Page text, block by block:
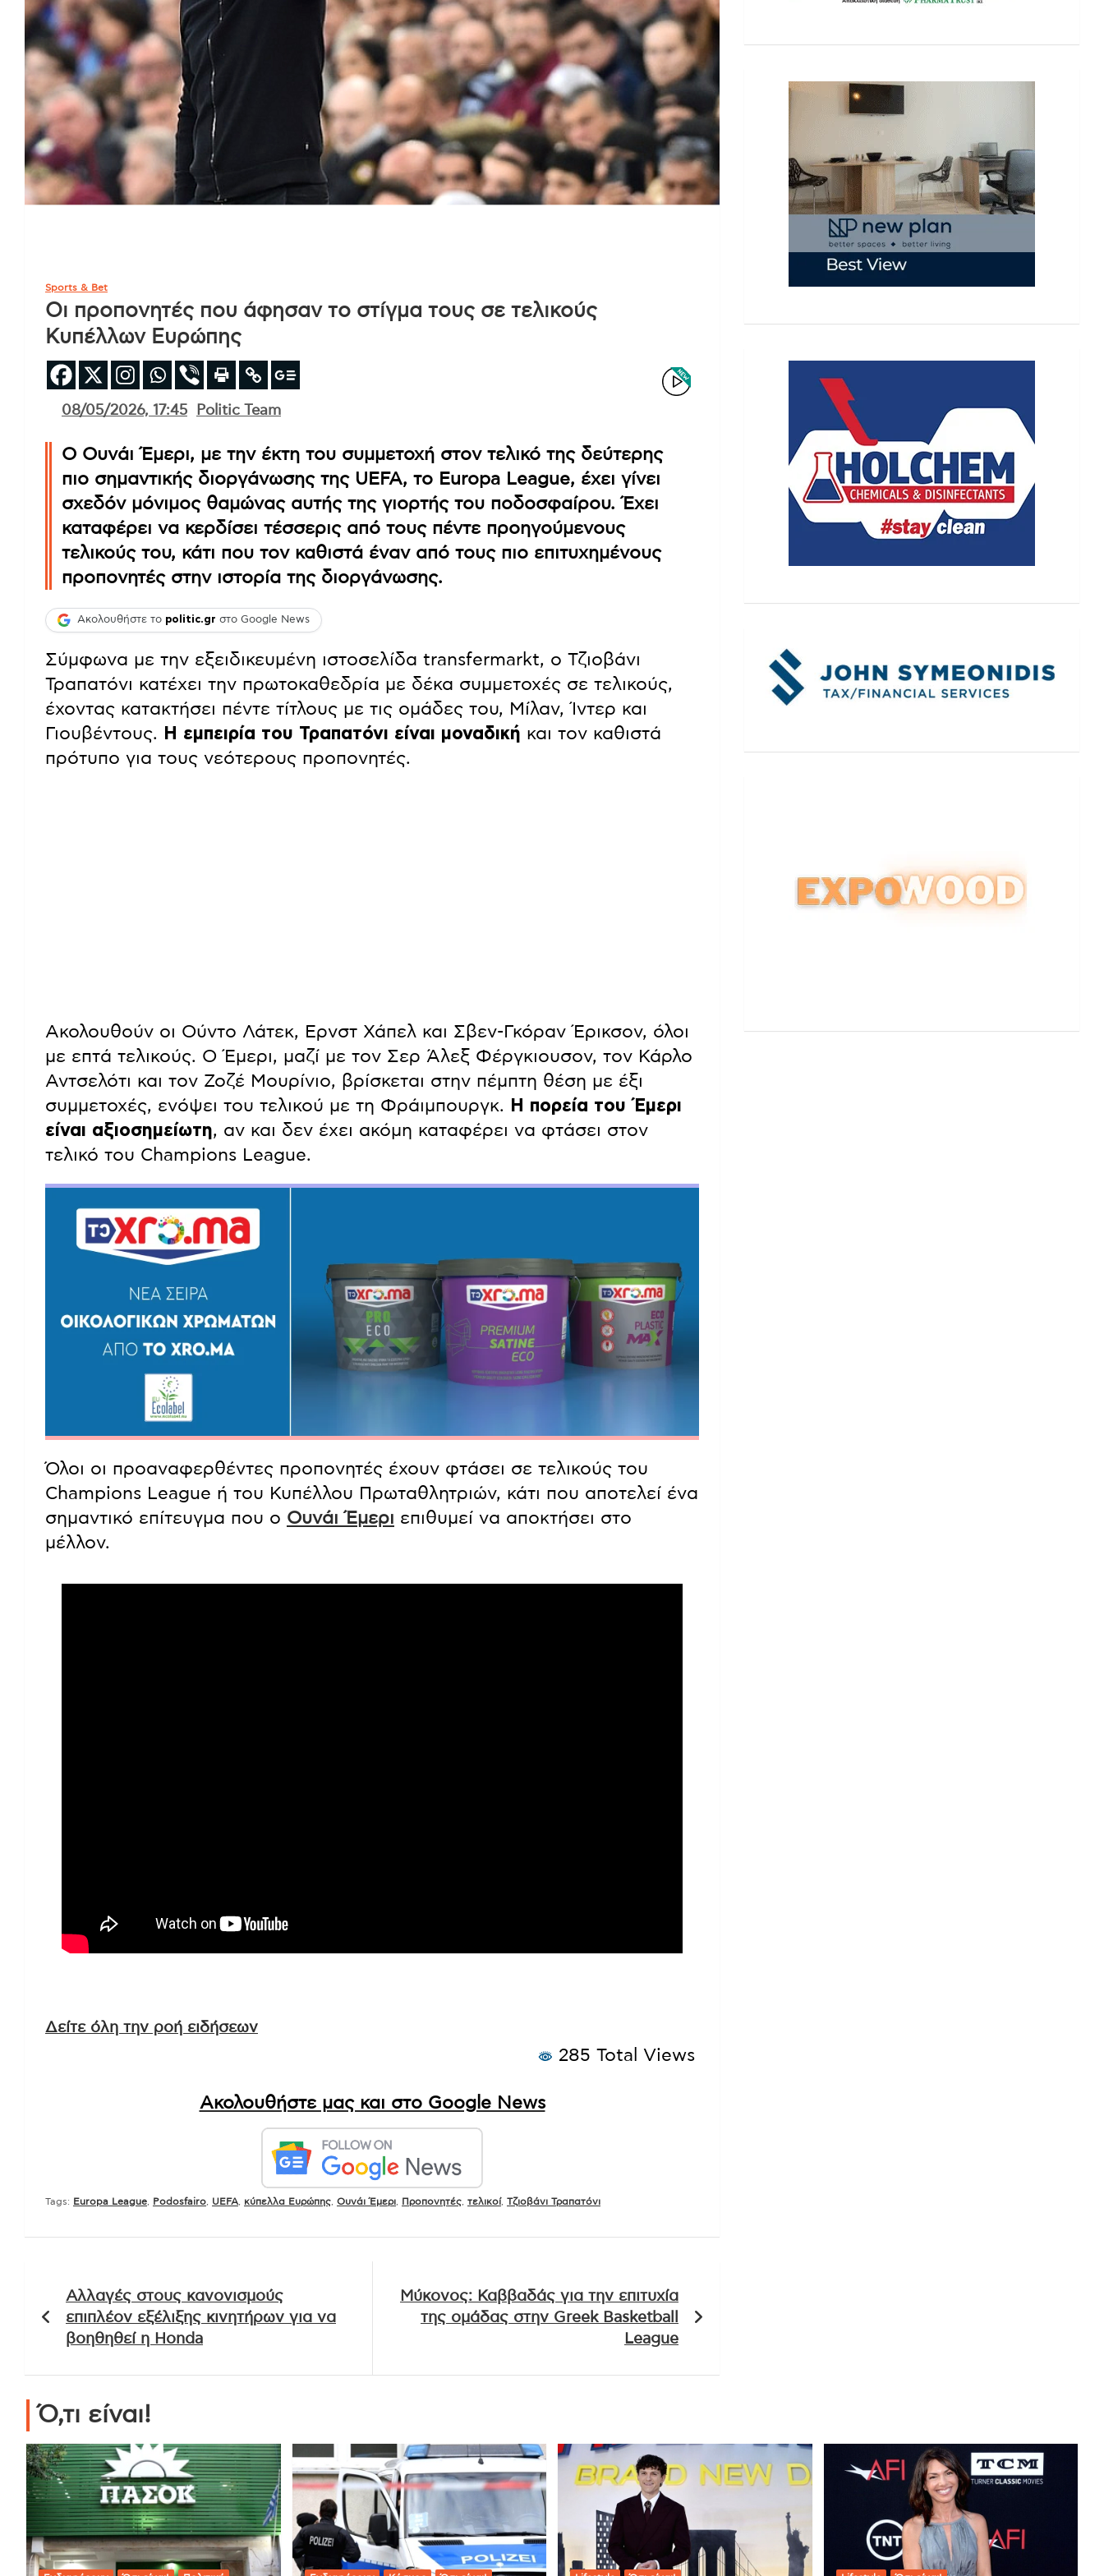
Sports & Bet
Οι προπονητές που άφησαν το στίγμα τους σε τελικούς
Κυπέλλων Ευρώπης
08/05/2026, 17:45 Politic Team
Ο Ουνάι Έμερι, με την έκτη του συμμετοχή στον τελικό της δεύτερης
πιο σημαντικής διοργάνωσης της UEFA, το Europa League, έχει γίνει
σχεδόν μόνιμος θαμώνας αυτής της γιορτής του ποδοσφαίρου. Έχει
καταφέρει να κερδίσει τέσσερις από τους πέντε προηγούμενους
τελικούς του, κάτι που τον καθιστά έναν από τους πιο επιτυχημένους
προπονητές στην ιστορία της διοργάνωσης.
Ακολουθήστε το politic.gr στο Google News
Σύμφωνα με την εξειδικευμένη ιστοσελίδα transfermarkt, ο Τζιοβάνι
Τραπατόνι κατέχει την πρωτοκαθεδρία με δέκα συμμετοχές σε τελικούς,
έχοντας κατακτήσει πέντε τίτλους με τις ομάδες του, Μίλαν, Ίντερ και
Γιουβέντους.
Η εμπειρία του Τραπατόνι είναι μοναδική και τον καθιστά
πρότυπο για τους νεότερους προπονητές.
Ακολουθούν οι Ούντο Λάτεκ, Ερνστ Χάπελ και Σβεν-Γκόραν Έρικσον, όλοι
με επτά τελικούς. Ο Έμερι, μαζί με τον Σερ Άλεξ Φέργκιουσον, τον Κάρλο
Αντσελότι και τον Ζοζέ Μουρίνιο, βρίσκεται στην πέμπτη θέση με έξι
συμμετοχές, ενόψει του τελικού με τη Φράιμπουργκ.
Η πορεία του Έμερι
είναι αξιοσημείωτη, αν και δεν έχει ακόμη καταφέρει να φτάσει στον
τελικό του Champions League.
Όλοι οι προαναφερθέντες προπονητές έχουν φτάσει σε τελικούς του
Champions League ή του Κυπέλλου Πρωταθλητριών, κάτι που αποτελεί ένα
σημαντικό επίτευγμα που ο Ουνάι Έμερι επιθυμεί να αποκτήσει στο
μέλλον.
Δείτε όλη την ροή ειδήσεων
285 Total Views
Ακολουθήστε μας και στο Google News
Tags: Europa League Podosfairo UEFA κύπελλα Ευρώπης Ουνάι Έμερι Προπονητές τελικοί, Τζιοβάνι Τραπατόνι
άρθρων
Αλλαγές στους κανονισμούς
επιπλέον εξέλιξης κινητήρων για να
βοηθηθεί η Honda
Μύκονος: Καββαδάς για την επιτυχία
της ομάδας στην Greek Basketball
League
Ό,τι είναι!